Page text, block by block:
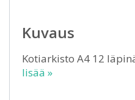
Kuvaus
Kotiarkisto A4 12
lisää »